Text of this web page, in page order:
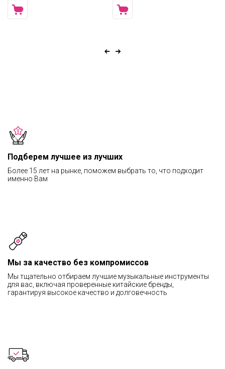
Подберем лучшее из лучших
Более 15 лет на рынке, поможем выбрать то, что подходит
именно Вам
Мы за качество без компромиссов
Мы тщательно отбираем лучшие музыкальные инструменты
для вас, включая проверенные китайские бренды,
гарантируя высокое качество и долговечность